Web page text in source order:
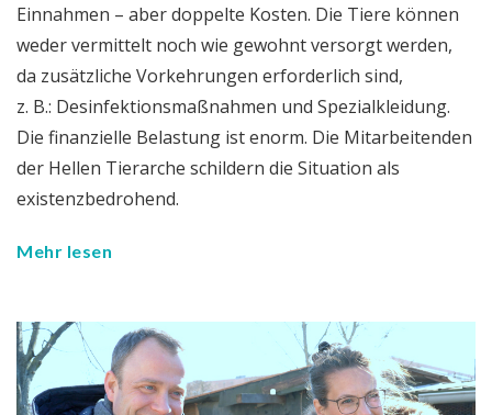
Einnahmen – aber doppelte Kosten. Die Tiere können
weder vermittelt noch wie gewohnt versorgt werden,
da zusätzliche Vorkehrungen erforderlich sind,
z. B.: Desinfektionsmaßnahmen und Spezialkleidung.
Die finanzielle Belastung ist enorm. Die Mitarbeitenden
der Hellen Tierarche schildern die Situation als
existenzbedrohend.
Mehr lesen